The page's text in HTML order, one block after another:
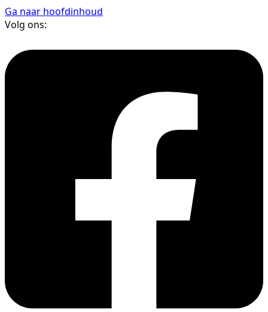
Ga naar hoofdinhoud
Volg ons: